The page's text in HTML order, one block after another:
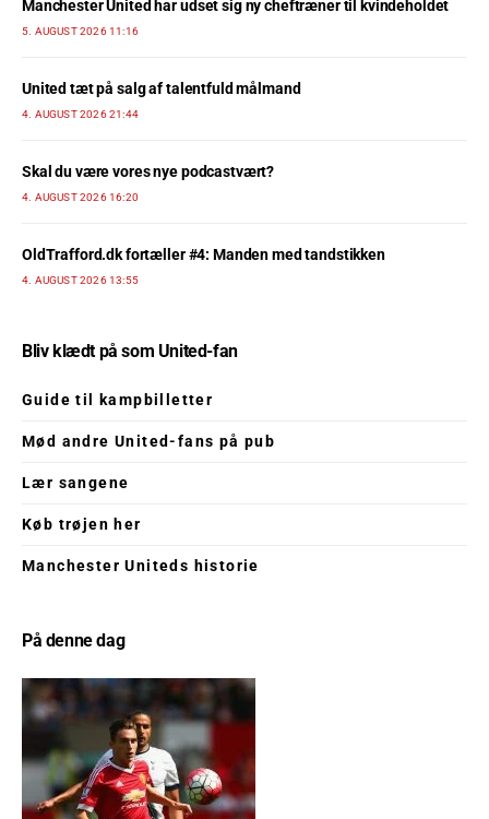
Manchester United har udset sig ny cheftræner til kvindeholdet
5. AUGUST 2026 11:16
United tæt på salg af talentfuld målmand
4. AUGUST 2026 21:44
Skal du være vores nye podcastvært?
4. AUGUST 2026 16:20
OldTrafford.dk fortæller #4: Manden med tandstikken
4. AUGUST 2026 13:55
Bliv klædt på som United-fan
Guide til kampbilletter
Mød andre United-fans på pub
Lær sangene
Køb trøjen her
Manchester Uniteds historie
På denne dag